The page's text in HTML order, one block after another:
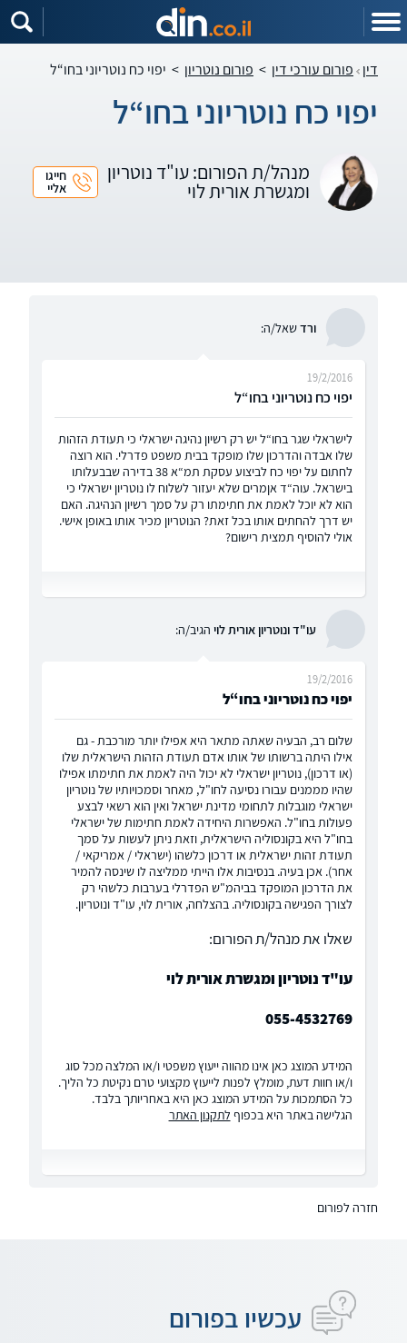
דין פורום עורכי דין > פורום נוטריון > יפוי כח נוטריוני בחו“ל
יפוי כח נוטריוני בחו“ל
מנהל/ת הפורום: עו"ד נוטריון
ומגשרת אורית לוי
חייגו
אליי
ורדשאל/ה:
יפוי כח נוטריוני בחו“ל
19/2/2016
לישראלי שגר בחו“ל יש רק רשיון נהיגה ישראלי כי תעודת הזהות
שלו אבדה והדרכון שלו מופקד בבית משפט פדרלי. הוא רוצה
לחתום על יפוי כח לביצוע עסקת תמ“א 38 בדירה שבבעלותו
בישראל. עוה“ד אןמרים שלא יעזור לשלוח לו נוטריון ישראלי כי
הוא לא יוכל לאמת את חתימתו רק על סמך רשיון הנהיגה. האם
יש דרך להחתים אותו בכל זאת? הנוטריון מכיר אותו באופן אישי.
אולי להוסיף תמצית רישום?
עו"ד ונוטריון אורית לוי הגיב/ה:
יפוי כח נוטריוני בחו“ל
19/2/2016
שלום רב, הבעיה שאתה מתאר היא אפילו יותר מורכבת - גם
אילו היתה ברשותו של אותו אדם תעודת הזהות הישראלית שלו
(או דרכון), נוטריון ישראלי לא יכול היה לאמת את חתימתו אפילו
שהיו מממנים עבורו נסיעה לחו"ל, מאחר וסמכויותיו של נוטריון
ישראלי מוגבלות לתחומי מדינת ישראל ואין הוא רשאי לבצע
פעולות בחו"ל. האפשרות היחידה לאמת חתימות של ישראלי
בחו"ל היא בקונסוליה הישראלית, וזאת ניתן לעשות על סמך
תעודת זהות ישראלית או דרכון כלשהו (ישראלי / אמריקאי /
אחר). אכן בעיה. בנסיבות אלו הייתי ממליצה לו שינסה להמיר
את הדרכון המופקד בביהמ"ש הפדרלי בערבות כלשהי רק
לצורך הפגישה בקונסוליה. בהצלחה, אורית לוי, עו"ד ונוטריון.
שאלו את מנהל/ת הפורום:
עו"ד נוטריון ומגשרת אורית לוי
055-4532769
המידע המוצג כאן אינו מהווה ייעוץ משפטי ו/או המלצה מכל סוג
ו/או חוות דעת, מומלץ לפנות לייעוץ מקצועי טרם נקיטת כל הליך.
כל הסתמכות על המידע המוצג כאן היא באחריותך בלבד.
הגלישה באתר היא בכפוף לתקנון האתר
חזרה לפורום
עכשיו בפורום